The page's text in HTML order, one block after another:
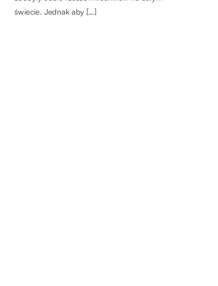
fizjoterapii jest przywrócenie maksymalnej […]
świecie. Jednak aby […]
palety, które […]